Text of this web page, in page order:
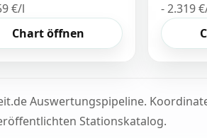
€/l
Chart öffnen
- 2.319
Auswertungspipeline.
Stationskatalog.